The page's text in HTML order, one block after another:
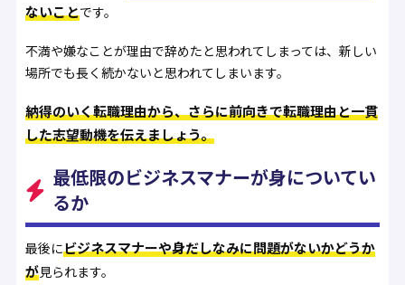
ないことです。
不満や嫌なことが理由で辞めたと思われてしまっては、新しい
場所でも長く続かないと思われてしまいます。
納得のいく転職理由から、さらに前向きで転職理由と一貫
した志望動機を伝えましょう。
最低限のビジネスマナーが身についてい
るか
最後にビジネスマナーや身だしなみに問題がないかどうか
が見られます。